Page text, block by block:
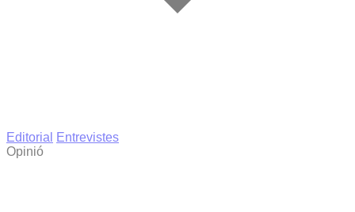
Editorial
Entrevistes
Opinió